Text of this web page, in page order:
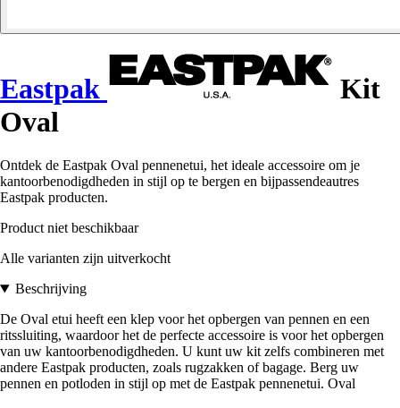
Eastpak
Kit
Oval
Ontdek de Eastpak Oval pennenetui, het ideale accessoire om je
kantoorbenodigdheden in stijl op te bergen en bijpassendeautres
Eastpak producten.
Product niet beschikbaar
Alle varianten zijn uitverkocht
Beschrijving
De Oval etui heeft een klep voor het opbergen van pennen en een
ritssluiting, waardoor het de perfecte accessoire is voor het opbergen
van uw kantoorbenodigdheden. U kunt uw kit zelfs combineren met
andere Eastpak producten, zoals rugzakken of bagage. Berg uw
pennen en potloden in stijl op met de Eastpak pennenetui. Oval